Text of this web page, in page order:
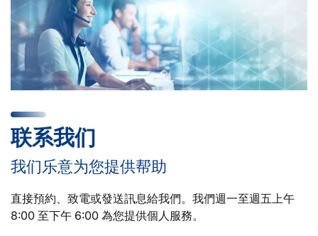
联系我们
我们乐意为您提供帮助
直接預約、致電或發送訊息給我們。我們週一至週五上午
8:00 至下午 6:00 為您提供個人服務。